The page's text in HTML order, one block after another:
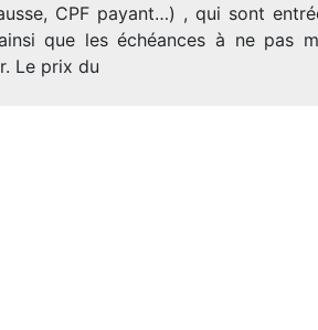
CPF payant…) , qui sont
que les échéances à ne pas
Le prix du